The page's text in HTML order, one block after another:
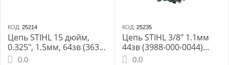
КОД: 25214
Цепь STIHL 15 дюйм,
0.325", 1.5мм, 64зв (3638-
000-0064) 25RSС
0.0
КОД: 25235
Цепь STIHL 3/8" 1.1мм
44зв (3988-000-0044)
61PMMC3
0.0